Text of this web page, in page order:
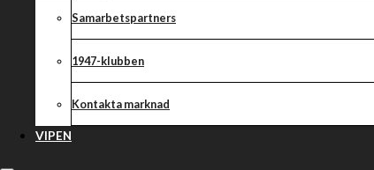
Samarbetspartners
1947-klubben
Kontakta marknad
VIPEN